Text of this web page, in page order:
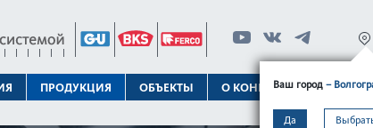
ПРОДУКЦИЯ ОБЪЕКТЫ О КОНЦЕРНЕВаш город –
Да